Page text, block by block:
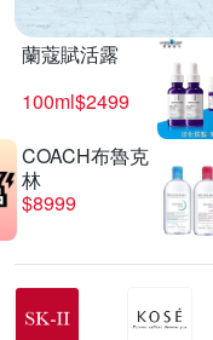
蘭蔻賦活露
100ml$2499
COACH布魯克
林
$8999